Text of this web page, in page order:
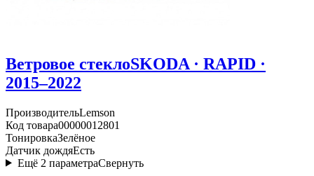
Ветровое стеклоSKODA · RAPID ·
2015–2022
ПроизводительLemson
Код товара00000012801
ТонировкаЗелёное
Датчик дождяЕсть
Ещё 2 параметраСвернуть